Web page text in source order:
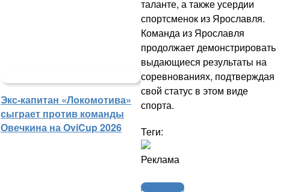
Экс-капитан «Локомотива»
сыграет против команды
Овечкина на OviCup 2026
таланте, а также усердии
спортсменок из Ярославля.
Команда из Ярославля
продолжает демонстрировать
выдающиеся результаты на
соревнованиях, подтверждая
свой статус в этом виде
спорта.
Теги:
Реклама
Другие виды